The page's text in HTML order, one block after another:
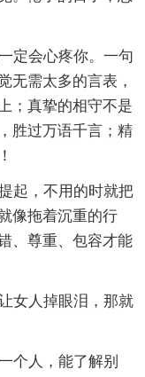
定会心疼你。一句
无需太多的言表，
；真挚的相守不是
胜过万语千言；精
起，不用的时就把
像拖着沉重的行
、尊重、包容才能
女人掉眼泪，那就
个人，能了解别